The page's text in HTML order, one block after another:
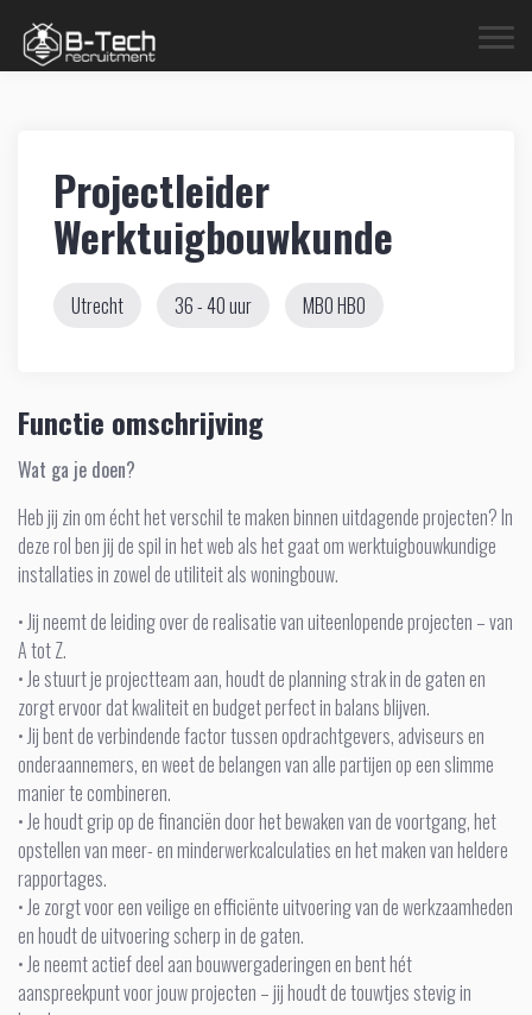
Projectleider
Werktuigbouwkunde
Utrecht 36 - 40 uur MBOHBO
Functie omschrijving
Wat ga je doen?
Heb jij zin om écht het verschil te maken binnen uitdagende projecten? In
deze rol ben jij de spil in het web als het gaat om werktuigbouwkundige
installaties in zowel de utiliteit als woningbouw.
• Jij neemt de leiding over de realisatie van uiteenlopende projecten – van
A tot Z.
• Je stuurt je projectteam aan, houdt de planning strak in de gaten en
zorgt ervoor dat kwaliteit en budget perfect in balans blijven.
• Jij bent de verbindende factor tussen opdrachtgevers, adviseurs en
onderaannemers, en weet de belangen van alle partijen op een slimme
manier te combineren.
• Je houdt grip op de financiën door het bewaken van de voortgang, het
opstellen van meer- en minderwerkcalculaties en het maken van heldere
rapportages.
• Je zorgt voor een veilige en efficiënte uitvoering van de werkzaamheden
en houdt de uitvoering scherp in de gaten.
• Je neemt actief deel aan bouwvergaderingen en bent hét
aanspreekpunt voor jouw projecten – jij houdt de touwtjes stevig in